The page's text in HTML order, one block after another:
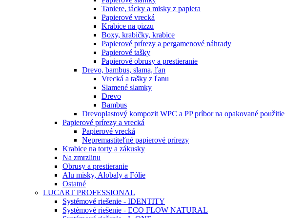
Taniere, tácky a misky z papiera
Papierové vrecká
Krabice na pizzu
Boxy, krabičky, krabice
Papierové prírezy a pergamenové náhrady
Papierové tašky
Papierové obrusy a prestieranie
Drevo, bambus, slama, ľan
Vrecká a tašky z ľanu
Slamené slamky
Drevo
Bambus
Drevoplastový kompozit WPC a PP príbor na opakované použitie
Papierové prírezy a vrecká
Papierové vrecká
Nepremastiteľné papierové prírezy
Krabice na torty a zákusky
Na zmrzlinu
Obrusy a prestieranie
Alu misky, Alobaly a Fólie
Ostatné
LUCART PROFESSIONAL
Systémové riešenie - IDENTITY
Systémové riešenie - ECO FLOW NATURAL